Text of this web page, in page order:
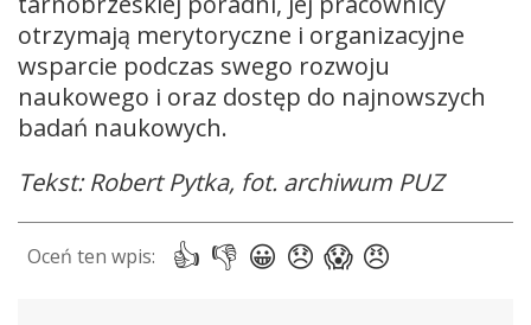
otrzymają merytoryczne i organizacyjne
wsparcie podczas swego rozwoju
naukowego i oraz dostęp do najnowszych
badań naukowych.
Tekst: Robert Pytka, fot. archiwum PUZ